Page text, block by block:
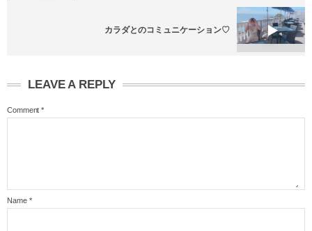
カラダとのコミュニケーション♡
LEAVE A REPLY
Comment *
Name *